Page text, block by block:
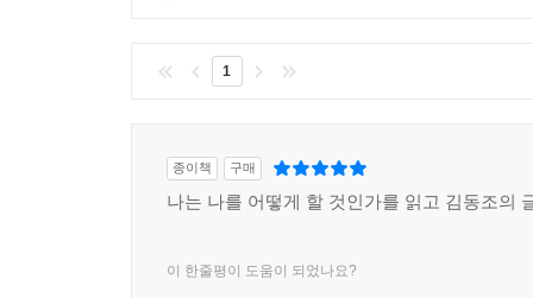
1
종이책 구매
나는 나를 어떻게 할 것인가를 읽고 김동조의
이 한줄평이 도움이 되었나요?